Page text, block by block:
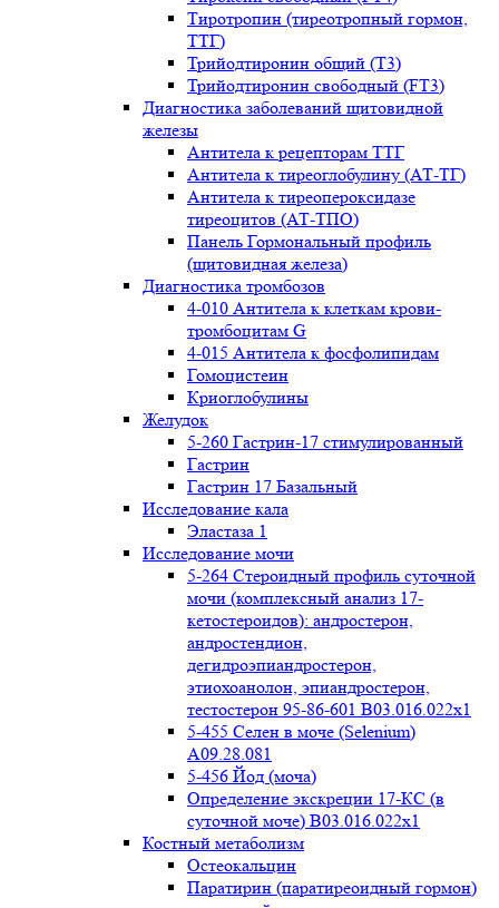
Тиротропин (тиреотропный гормон,
ТТГ)
Трийодтиронин общий (Т3)
Трийодтиронин свободный (FT3)
Диагностика заболеваний щитовидной
железы
Антитела к рецепторам ТТГ
Антитела к тиреоглобулину (АТ-ТГ)
Антитела к тиреопероксидазе
тиреоцитов (АТ-ТПО)
Панель Гормональный профиль
(щитовидная железа)
Диагностика тромбозов
4-010 Антитела к клеткам крови-
тромбоцитам G
4-015 Антитела к фосфолипидам
Гомоцистеин
Криоглобулины
Желудок
5-260 Гастрин-17 стимулированный
Гастрин
Гастрин 17 Базальный
Исследование кала
Эластаза 1
Исследование мочи
5-264 Стероидный профиль суточной
мочи (комплексный анализ 17-
кетостероидов): андростерон,
андростендион,
дегидроэпиандростерон,
этиохоанолон, эпиандростерон,
тестостерон 95-86-601 B03.016.022x1
5-455 Селен в моче (Selenium)
A09.28.081
5-456 Йод (моча)
Определение экскреции 17-КС (в
суточной моче) B03.016.022x1
Костный метаболизм
Остеокальцин
Паратирин (паратиреоидный гормон)